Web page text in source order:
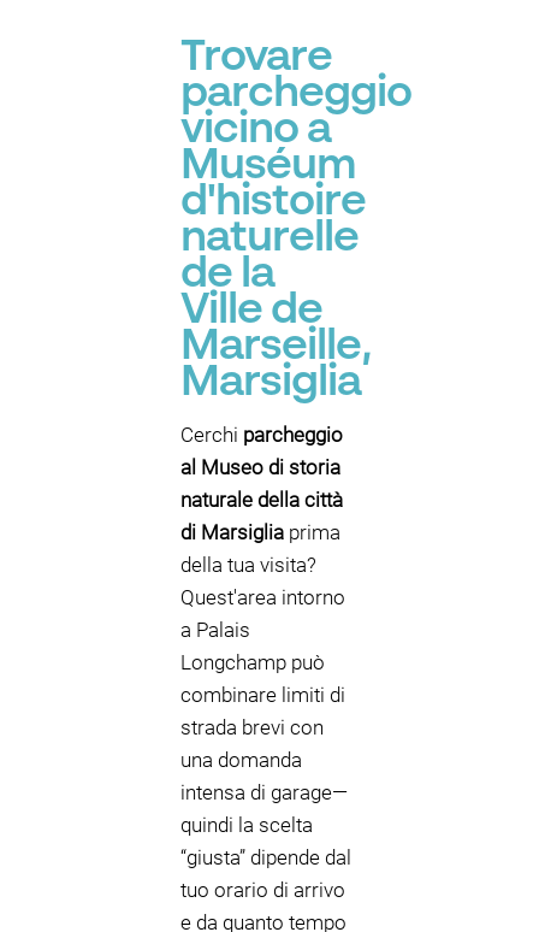
Trovare
parcheggio
vicino a
Muséum
d'histoire
naturelle
de la
Ville de
Marseille,
Marsiglia
Cerchi parcheggio
al Museo di storia
naturale della città
di Marsiglia prima
della tua visita?
Quest'area intorno
a Palais
Longchamp può
combinare limiti di
strada brevi con
una domanda
intensa di garage—
quindi la scelta
“giusta” dipende dal
tuo orario di arrivo
e da quanto tempo